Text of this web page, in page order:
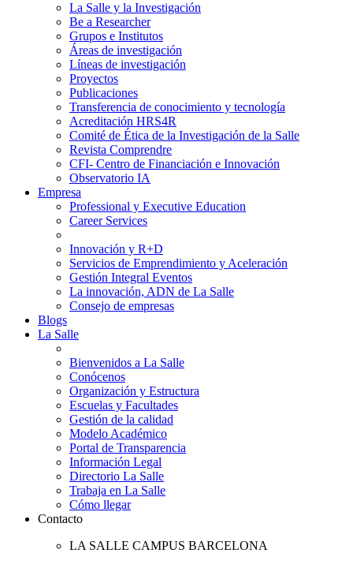
La Salle y la Investigación
Be a Researcher
Grupos e Institutos
Áreas de investigación
Líneas de investigación
Proyectos
Publicaciones
Transferencia de conocimiento y tecnología
Acreditación HRS4R
Comité de Ética de la Investigación de la Salle
Revista Comprendre
CFI- Centro de Financiación e Innovación
Observatorio IA
Empresa
Professional y Executive Education
Career Services
Innovación y R+D
Servicios de Emprendimiento y Aceleración
Gestión Integral Eventos
La innovación, ADN de La Salle
Consejo de empresas
Blogs
La Salle
Bienvenidos a La Salle
Conócenos
Organización y Estructura
Escuelas y Facultades
Gestión de la calidad
Modelo Académico
Portal de Transparencia
Información Legal
Directorio La Salle
Trabaja en La Salle
Cómo llegar
Contacto
LA SALLE CAMPUS BARCELONA